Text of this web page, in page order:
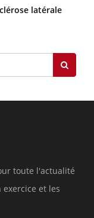
latérale
toute l'actualité
et les